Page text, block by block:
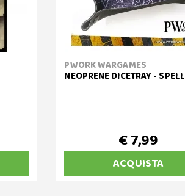
PWORK WARGAMES
NEOPRENE DICETRAY - SPELL
€ 7,99
ACQUISTA